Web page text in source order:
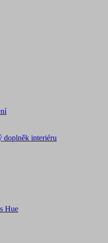
doplněk interiéru
Hue